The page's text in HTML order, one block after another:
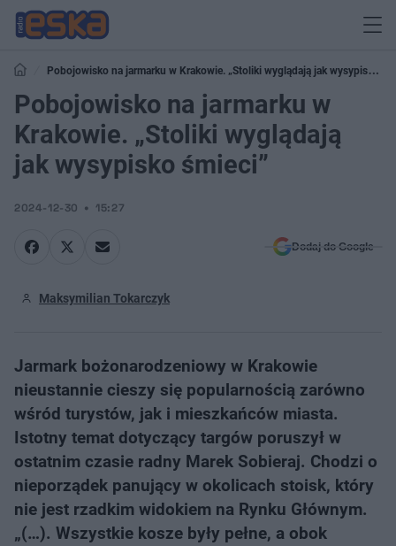
Pobojowisko na jarmarku w Krakowie. „Stoliki wyglądają jak wysypisko
śmieci”
Pobojowisko na jarmarku w
Krakowie. „Stoliki wyglądają
jak wysypisko śmieci”
2024-12-30 15:27
Dodaj do Google
Maksymilian Tokarczyk
Jarmark bożonarodzeniowy w Krakowie
nieustannie cieszy się popularnością zarówno
wśród turystów, jak i mieszkańców miasta.
Istotny temat dotyczący targów poruszył w
ostatnim czasie radny Marek Sobieraj. Chodzi o
nieporządek panujący w okolicach stoisk, który
nie jest rzadkim widokiem na Rynku Głównym.
„(…). Wszystkie kosze były pełne, a obok